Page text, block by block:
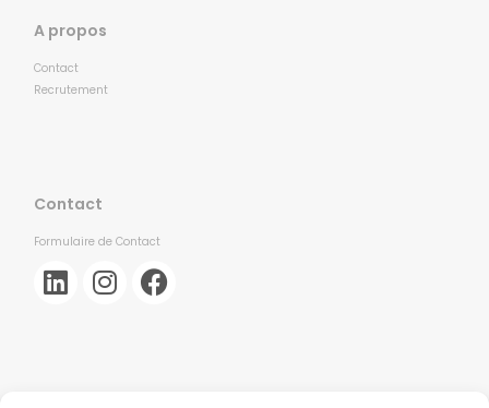
A propos
Contact
Recrutement
Contact
Formulaire de Contact